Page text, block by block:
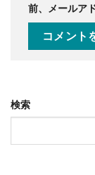
前、メールア
検索